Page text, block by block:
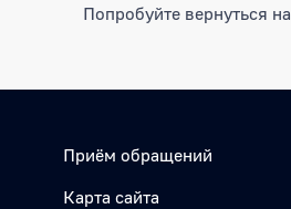
Попробуйте вернуться на
Приём обращений
Карта сайта